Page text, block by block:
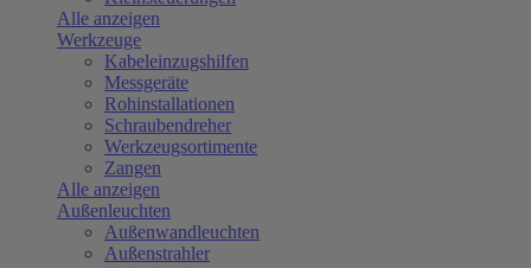
Alle anzeigen
Werkzeuge
Kabeleinzugshilfen
Messgeräte
Rohinstallationen
Schraubendreher
Werkzeugsortimente
Zangen
Alle anzeigen
Außenleuchten
Außenwandleuchten
Außenstrahler